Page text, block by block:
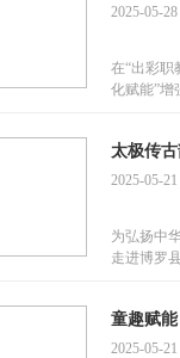
2025-05-28
在“出彩职
化赋能”
太极传
2025-05-21
为弘扬中
走进博罗
童趣赋
2025-05-21